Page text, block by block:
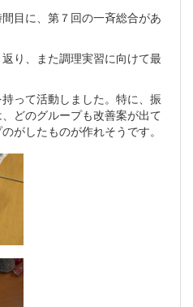
目に、第７回の一斉総合があ
り、また調理実習に向けて最
って活動しました。特に、振
どのグループも改善案が出て
がしたものが作れそうです。